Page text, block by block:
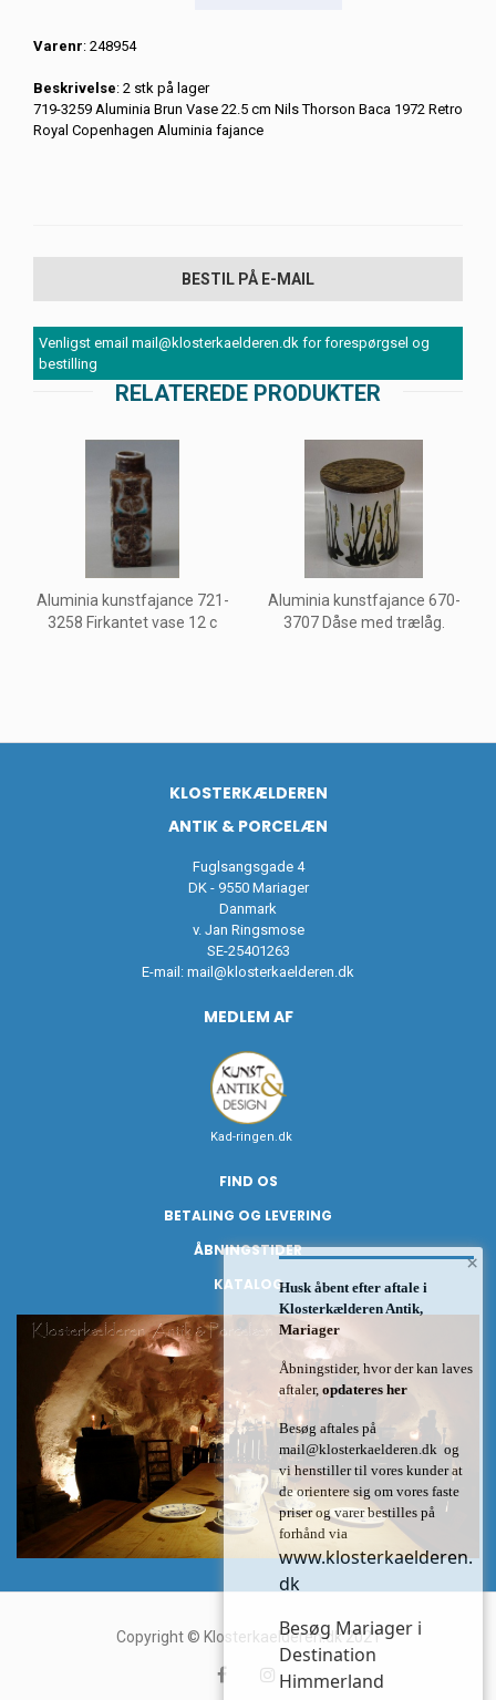
Varenr: 248954
Beskrivelse: 2 stk på lager
719-3259 Aluminia Brun Vase 22.5 cm Nils Thorson Baca 1972 Retro
Royal Copenhagen Aluminia fajance
BESTIL PÅ E-MAIL
Venligst email mail@klosterkaelderen.dk for forespørgsel og
bestilling
RELATEREDE PRODUKTER
Aluminia kunstfajance 721-
3258 Firkantet vase 12 c
Aluminia kunstfajance 670-
3707 Dåse med trælåg.
KLOSTERKÆLDEREN
ANTIK & PORCELÆN
Fuglsangsgade 4
DK - 9550 Mariager
Danmark
v. Jan Ringsmose
SE-25401263
E-mail: mail@klosterkaelderen.dk
MEDLEM AF
Kad-ringen.dk
FIND OS
BETALING OG LEVERING
ÅBNINGSTIDER
KATALOG
Copyright © Klosterkaelderen.dk 2021
×
Husk åbent efter aftale i
Klosterkælderen Antik,
Mariager
Åbningstider, hvor der kan laves
aftaler, opdateres her
Besøg aftales på
mail@klosterkaelderen.dk og
vi henstiller til vores kunder at
de orientere sig om vores faste
priser og varer bestilles på
forhånd via
www.klosterkaelderen.
dk
Besøg Mariager i
Destination
Himmerland